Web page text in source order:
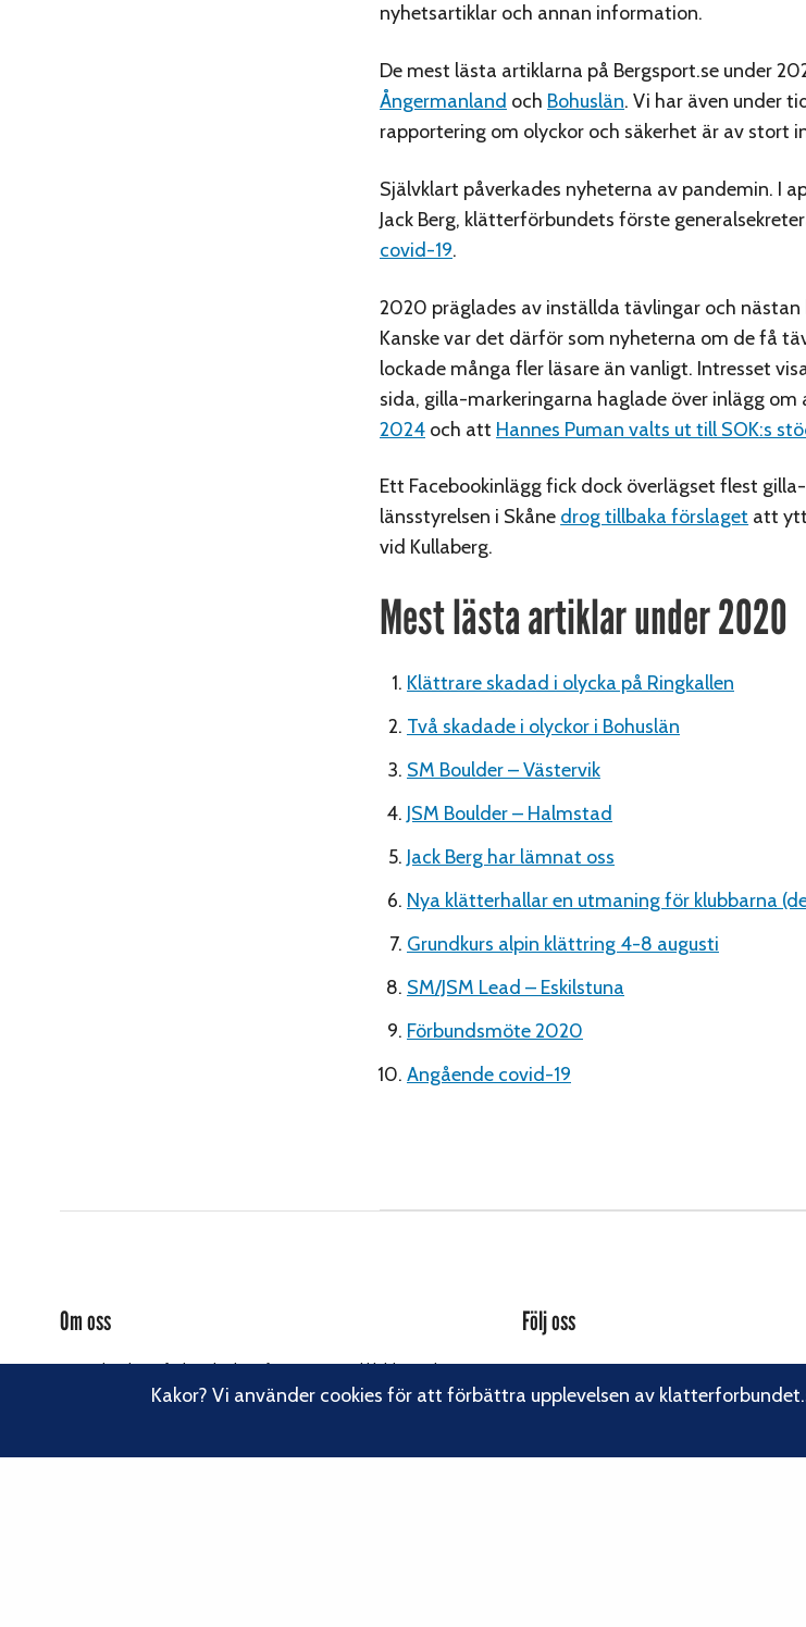
nyhetsartiklar och annan information.
De mest lästa artiklarna på Bergsport.se under
Ångermanland och Bohuslän. Vi har även under
rapportering om olyckor och säkerhet är av stort
Självklart påverkades nyheterna av pandemin. I
Jack Berg, klätterförbundets förste
covid-19.
2020 präglades av inställda tävlingar och nästan
Kanske var det därför som nyheterna om de få
lockade många fler läsare än vanligt. Intresset
sida, gilla-markeringarna haglade över inlägg om
2024 och att Hannes Puman valts ut till SOK:s
Ett Facebookinlägg fick dock överlägset flest
länsstyrelsen i Skåne drog tillbaka förslaget att
vid Kullaberg.
Mest lästa artiklar under 2020
Klättrare skadad i olycka på Ringkallen
Två skadade i olyckor i Bohuslän
SM Boulder – Västervik
JSM Boulder – Halmstad
Jack Berg har lämnat oss
Nya klätterhallar en utmaning för klubbarna
Grundkurs alpin klättring 4-8 augusti
SM/JSM Lead – Eskilstuna
Förbundsmöte 2020
Angående covid-19
Om oss
Svenska Klätterförbundet består av ett 80-tal klubbar och över
16 000 medlemmar. Vi finns från Trelleborg i söder till Kiruna i
Följ oss
Instagram
Kakor? Vi använder cookies för att förbättra upplevelsen av